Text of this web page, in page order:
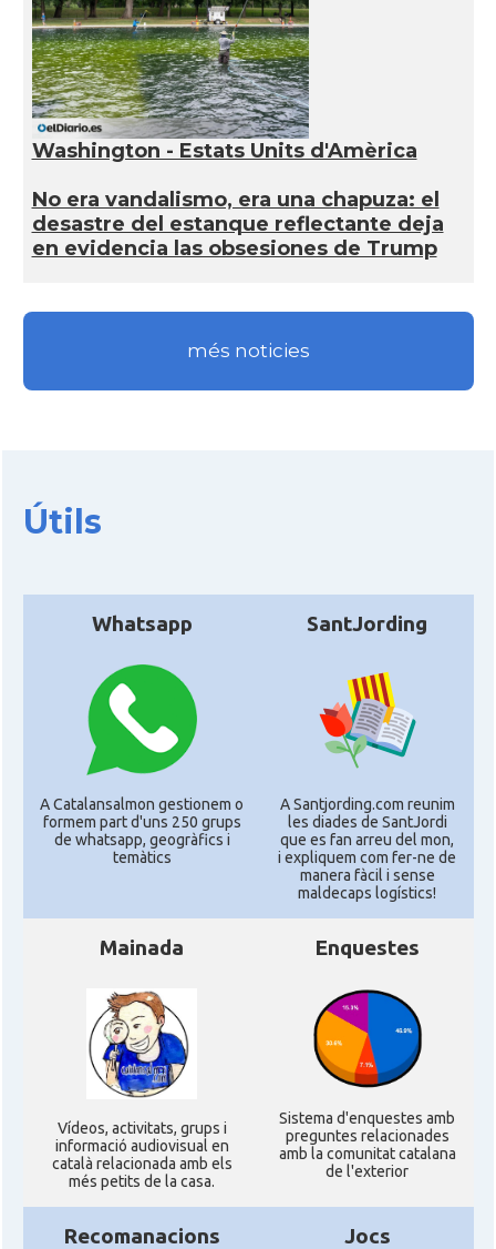
Washington - Estats Units d'Amèrica
No era vandalismo, era una chapuza: el
desastre del estanque reflectante deja
en evidencia las obsesiones de Trump
més noticies
Útils
Whatsapp
A Catalansalmon gestionem o
formem part d'uns 250 grups
de whatsapp, geogràfics i
temàtics
SantJording
A Santjording.com reunim
les diades de SantJordi
que es fan arreu del mon,
i expliquem com fer-ne de
manera fàcil i sense
maldecaps logí­stics!
Mainada
Ví­deos, activitats, grups i
informació audiovisual en
català relacionada amb els
més petits de la casa.
Enquestes
Sistema d'enquestes amb
preguntes relacionades
amb la comunitat catalana
de l'exterior
Recomanacions Jocs